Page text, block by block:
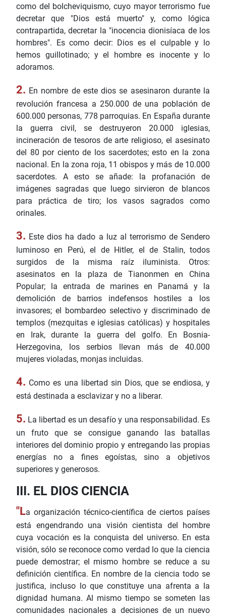
como del bolcheviquismo, cuyo mayor terrorismo fue
decretar que "Dios está muerto" y, como lógica
contrapartida, decretar la "inocencia dionisíaca de los
hombres". Es como decir: Dios es el culpable y lo
hemos guillotinado; y el hombre es inocente y lo
adoramos.
2. En nombre de este dios se asesinaron durante la
revolución francesa a 250.000 de una población de
600.000 personas, 778 parroquias. En España durante
la guerra civil, se destruyeron 20.000 iglesias,
incineración de tesoros de arte religioso, el asesinato
del 80 por ciento de los sacerdotes; esto en la zona
nacional. En la zona roja, 11 obispos y más de 10.000
sacerdotes. A esto se añade: la profanación de
imágenes sagradas que luego sirvieron de blancos
para práctica de tiro; los vasos sagrados como
orinales.
3. Este dios ha dado a luz al terrorismo de Sendero
luminoso en Perú, el de Hitler, el de Stalin, todos
surgidos de la misma raíz iluminista. Otros:
asesinatos en la plaza de Tianonmen en China
Popular; la entrada de marines en Panamá y la
demolición de barrios indefensos hostiles a los
invasores; el bombardeo selectivo y discriminado de
templos (mezquitas e iglesias católicas) y hospitales
en Irak, durante la guerra del golfo. En Bosnia-
Herzegovina, los serbios llevan más de 40.000
mujeres violadas, monjas incluidas.
4. Como es una libertad sin Dios, que se endiosa, y
está destinada a esclavizar y no a liberar.
5. La libertad es un desafío y una responsabilidad. Es
un fruto que se consigue ganando las batallas
interiores del dominio propio y entregando las propias
energías no a fines egoístas, sino a objetivos
superiores y generosos.
III. EL DIOS CIENCIA
"La organización técnico-científica de ciertos países
está engendrando una visión cientista del hombre
cuya vocación es la conquista del universo. En esta
visión, sólo se reconoce como verdad lo que la ciencia
puede demostrar; el mismo hombre se reduce a su
definición científica. En nombre de la ciencia todo se
justifica, incluso lo que constituye una afrenta a la
dignidad humana. Al mismo tiempo se someten las
comunidades nacionales a decisiones de un nuevo